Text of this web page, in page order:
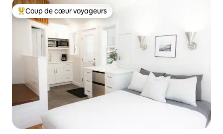
Coup de cœur voyageurs parmi les plus aimés
Coup de cœur voyageurs